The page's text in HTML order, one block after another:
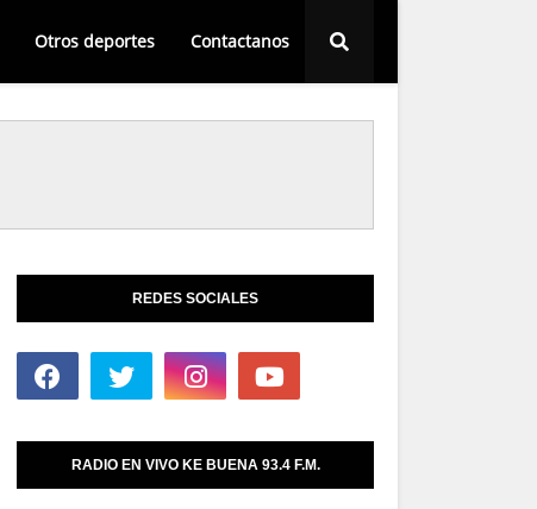
Otros deportes Contactanos
REDES SOCIALES
RADIO EN VIVO KE BUENA 93.4 F.M.